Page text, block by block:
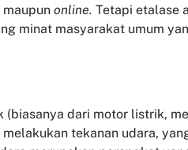
maupun online. Tetapi etalase
minat masyarakat umum
dari motor listrik,
tekanan udara,